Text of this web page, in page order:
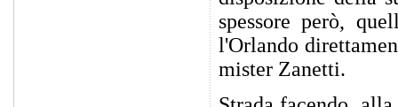
spessore però,
l'Orlando
mister Zanetti.